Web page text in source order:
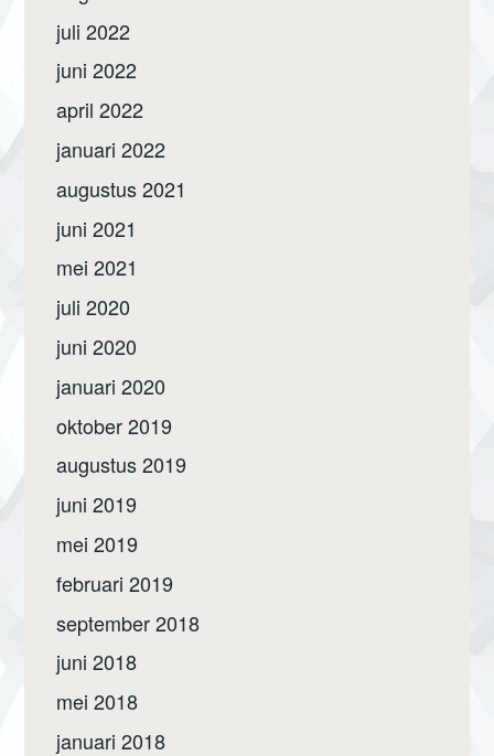
juli 2022
juni 2022
april 2022
januari 2022
augustus 2021
juni 2021
mei 2021
juli 2020
juni 2020
januari 2020
oktober 2019
augustus 2019
juni 2019
mei 2019
februari 2019
september 2018
juni 2018
mei 2018
januari 2018